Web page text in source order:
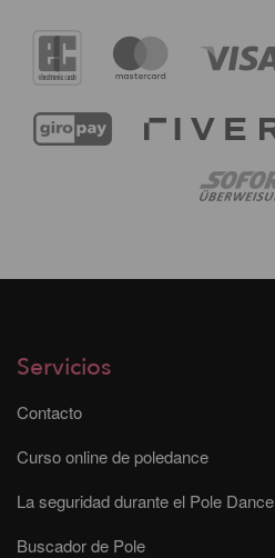
Servicios
Contacto
Curso online de poledance
La seguridad durante el Pole Dance
Buscador de Pole